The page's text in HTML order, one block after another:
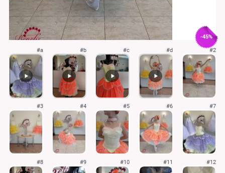
-45%
#a #b #c #d #2
#3 #4 #5 #6 #7
#8 #9 #10 #11 #12